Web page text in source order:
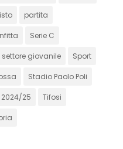
partita
Serie C
settore giovanile Sport
Stadio Paolo Poli
25 Tifosi